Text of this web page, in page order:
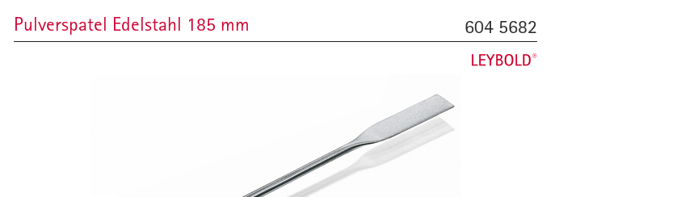
Pulverspatel Edelstahl 185 mm 604 5682